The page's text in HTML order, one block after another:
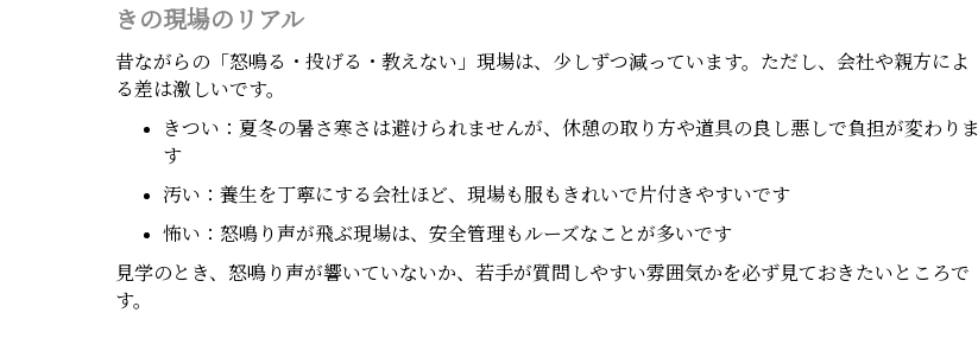
きの現場のリアル
昔ながらの「怒鳴る・投げる・教えない」現場は、少しずつ減っています。ただし、会社や親方によ
る差は激しいです。
きつい：夏冬の暑さ寒さは避けられませんが、休憩の取り方や道具の良し悪しで負担が変わりま
す
汚い：養生を丁寧にする会社ほど、現場も服もきれいで片付きやすいです
怖い：怒鳴り声が飛ぶ現場は、安全管理もルーズなことが多いです
見学のとき、怒鳴り声が響いていないか、若手が質問しやすい雰囲気かを必ず見ておきたいところで
す。